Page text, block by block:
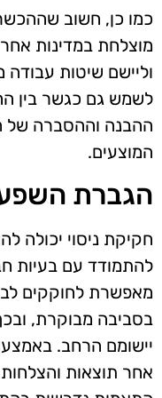
כמו כן, חשוב
מוצלחת במדינות
וליישם שיטות עבודה
לשמש גם כגשר בין
ההבנה וההסברה של
המוצעים.
הגברת
חקיקת ניסוי יכולה
להתמודד עם בעיות
מאפשרת לחוקקים
בסביבה מבוקרת,
יישומם הרחב.
אחר תוצאות